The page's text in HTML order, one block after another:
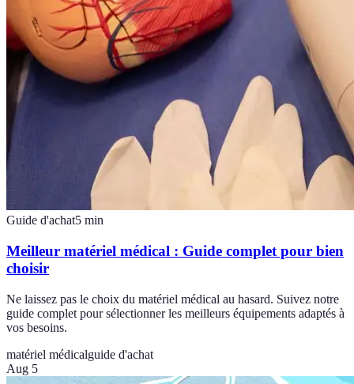
Guide d'achat5 min
Meilleur matériel médical : Guide complet pour bien
choisir
Ne laissez pas le choix du matériel médical au hasard. Suivez notre
guide complet pour sélectionner les meilleurs équipements adaptés à
vos besoins.
matériel médicalguide d'achat
Aug 5